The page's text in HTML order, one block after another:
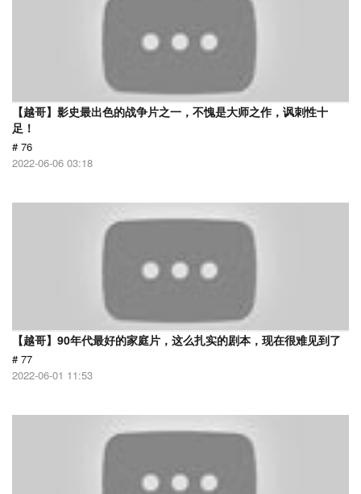
【越哥】影史最出色的战争片之一，不愧是大师之作，讽刺性十
足！
# 76
2022-06-06 03:18
【越哥】90年代最好的家庭片，这么扎实的剧本，现在很难见到了
# 77
2022-06-01 11:53